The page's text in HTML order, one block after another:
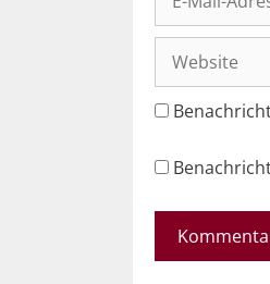
Mail-
Adresse
Website